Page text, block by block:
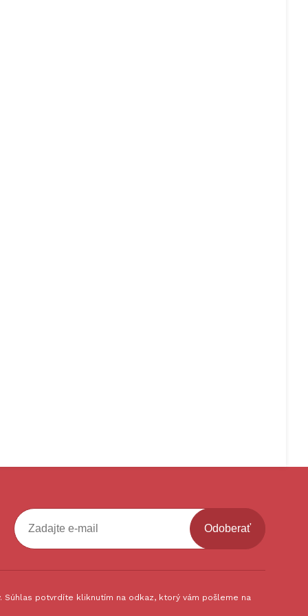
Odoberať
potvrdíte kliknutím na odkaz, ktorý vám pošleme na